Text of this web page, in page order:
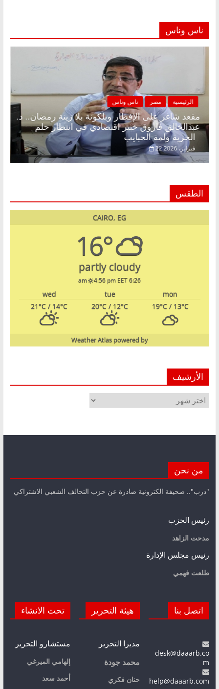
ناس وناس
الرئيسية مصر ناس وناس
مقعد شاغر على الإفطار وبلكونة بلا زينة رمضان.. د.
عبدالخالق فاروق خبير اقتصادي في انتظار حلم
22 فبراير، 2026
الطقس
CAIRO, EG
16°
partly cloudy
6:26 am
4:56 pm EET
mon
tue
wed
19°C/ 13°C
20°C / 12°C
21°C / 14°C
powered by
Weather Atlas
الأرشيف
الأرشيف
من نحن
"درب".. صحيفة الكترونية صادرة عن حزب التحالف الشعبي الاشتراكي
رئيس الحزب
مدحت الزاهد
رئيس مجلس الإدارة
طلعت فهمي
اتصل بنا
desk@daaarb.co
m
help@daaarb.com
هيئة التحرير
مديرا التحرير
محمد جودة
حنان فكري
تحت الانشاء
مستشارو التحرير
إلهامي الميرغي
أحمد سعد